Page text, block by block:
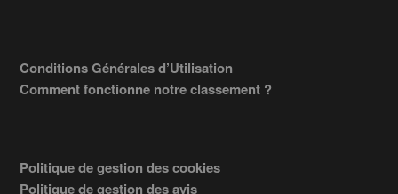
Conditions Générales d’Utilisation
Comment fonctionne notre classement ?
Politique de gestion des cookies
Politique de gestion des avis